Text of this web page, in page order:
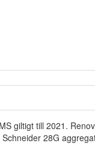
giltigt till 2021.
28G